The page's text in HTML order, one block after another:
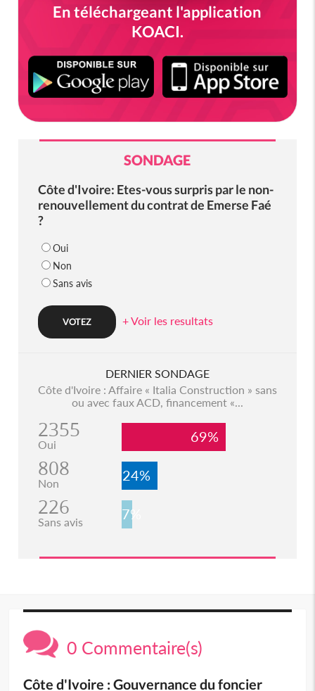
En téléchargeant l'application
KOACI.
SONDAGE
Côte d'Ivoire: Etes-vous surpris par le non-
renouvellement du contrat de Emerse Faé
?
Oui
Non
Sans avis
+ Voir les resultats
DERNIER SONDAGE
Côte d'Ivoire : Affaire « Italia Construction » sans
ou avec faux ACD, financement «...
2355
Oui 69%
808
Non 24%
226
Sans avis 7%
0 Commentaire(s)
Côte d'Ivoire : Gouvernance du foncier